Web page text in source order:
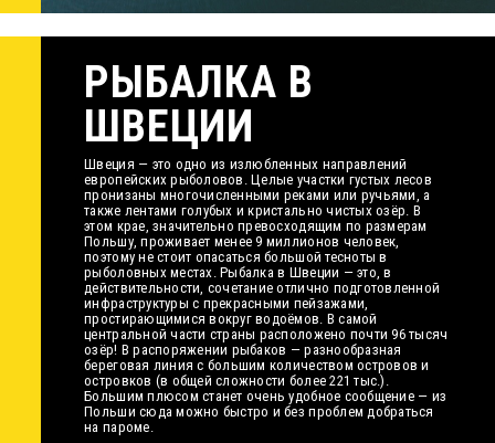
РЫБАЛКА В
ШВЕЦИИ
Швеция — это одно из излюбленных направлений
европейских рыболовов. Целые участки густых лесов
пронизаны многочисленными реками или ручьями, а
также лентами голубых и кристально чистых озёр. В
этом крае, значительно превосходящим по размерам
Польшу, проживает менее 9 миллионов человек,
поэтому не стоит опасаться большой тесноты в
рыболовных местах. Рыбалка в Швеции — это, в
действительности, сочетание отлично подготовленной
инфраструктуры с прекрасными пейзажами,
простирающимися вокруг водоёмов. В самой
центральной части страны расположено почти 96 тысяч
озёр! В распоряжении рыбаков — разнообразная
береговая линия с большим количеством островов и
островков (в общей сложности более 221 тыс.).
Большим плюсом станет очень удобное сообщение — из
Польши сюда можно быстро и без проблем добраться
на пароме.